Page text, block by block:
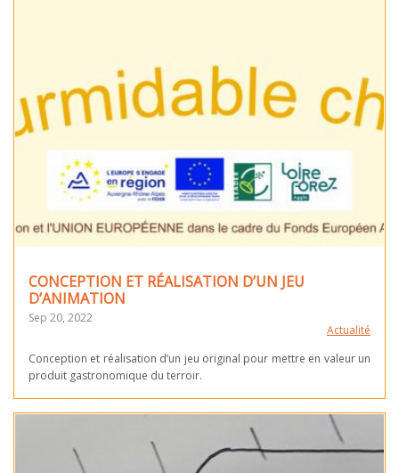
CONCEPTION ET RÉALISATION D’UN JEU
D’ANIMATION
Sep 20, 2022
Actualité
Conception et réalisation d’un jeu original pour mettre en valeur un
produit gastronomique du terroir.